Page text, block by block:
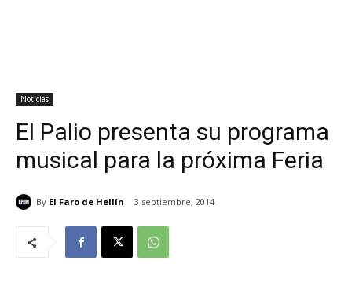
Noticias
El Palio presenta su programa
musical para la próxima Feria
By El Faro de Hellín 3 septiembre, 2014